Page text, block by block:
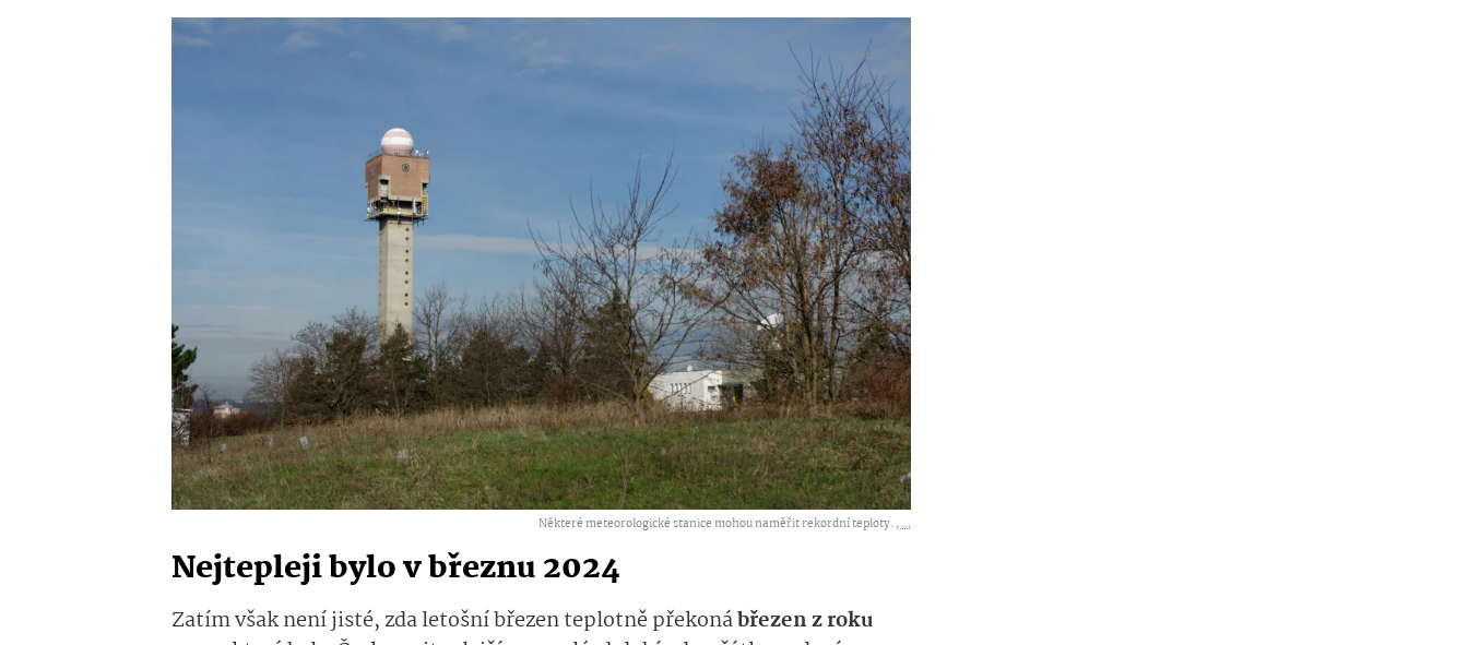
Některé meteorologické stanice mohou naměřit rekordní teploty. ,...
Nejtepleji bylo v březnu 2024
Zatím však není jisté, zda letošní březen teplotně překonábřezen z roku